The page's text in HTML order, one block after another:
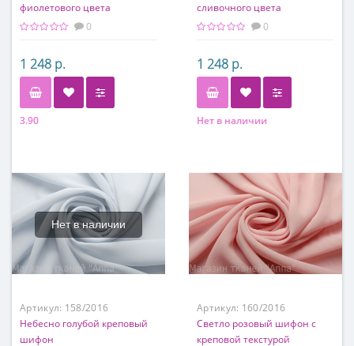
фиолетового цвета
0
1 248 р.
3.90
сливочного цвета
0
1 248 р.
Нет в наличии
Нет в наличии
Артикул: 158/2016
Небесно голубой креповый
шифон
Артикул: 160/2016
Светло розовый шифон с
креповой текстурой